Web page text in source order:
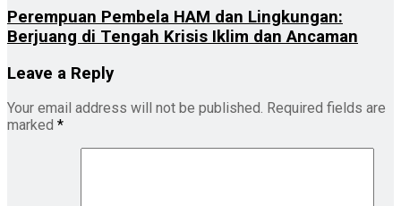
Perempuan Pembela HAM dan Lingkungan:
Berjuang di Tengah Krisis Iklim dan Ancaman
Leave a Reply
Your email address will not be published. Required fields are
marked *